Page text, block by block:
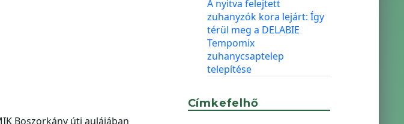
Boszorkány úti aulájában
A nyitva felejtett
zuhanyzók kora lejárt: Így
térül meg a DELABIE
Tempomix
zuhanycsaptelep
telepítése
Címkefelhő